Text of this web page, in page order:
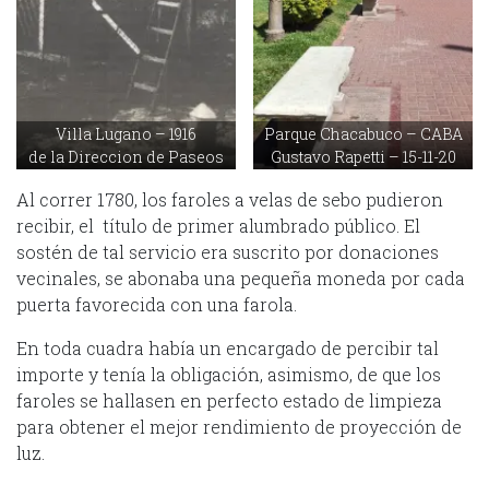
Villa Lugano – 1916
de la Direccion de Paseos
Parque Chacabuco – CABA
Gustavo Rapetti – 15-11-20
Al correr 1780, los faroles a velas de sebo pudieron
recibir, el título de primer alumbrado público. El
sostén de tal servicio era suscrito por donaciones
vecinales, se abonaba una pequeña moneda por cada
puerta favorecida con una farola.
En toda cuadra había un encargado de percibir tal
importe y tenía la obligación, asimismo, de que los
faroles se hallasen en perfecto estado de limpieza
para obtener el mejor rendimiento de proyección de
luz.